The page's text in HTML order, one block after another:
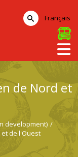
de Nord et
development) /
de l'Ouest
Français